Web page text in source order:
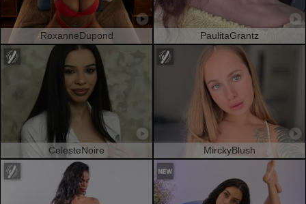
RoxanneDupond PaulitaGrantz
CelesteNoire MirckyBlush